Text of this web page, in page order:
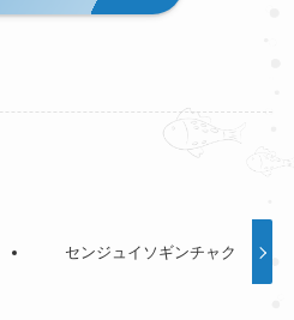
センジュイソギンチャク